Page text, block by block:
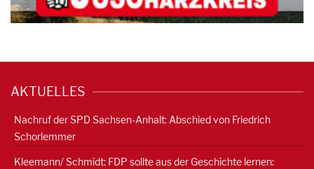
AKTUELLES
Nachruf der SPD Sachsen-Anhalt: Abschied von Friedrich
Schorlemmer
Kleemann/ Schmidt: FDP sollte aus der Geschichte lernen: